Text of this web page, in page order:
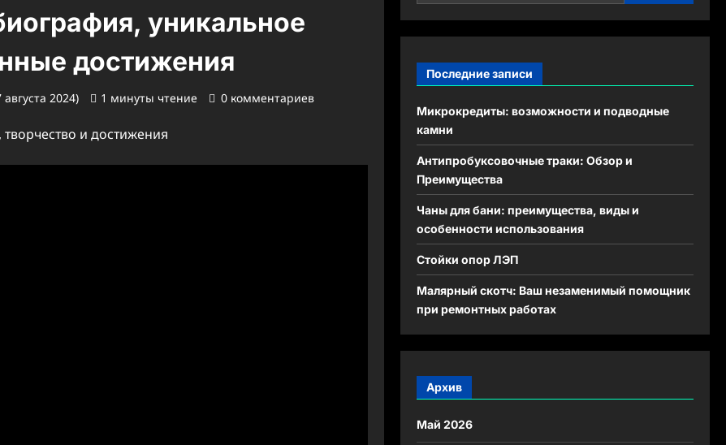
уникальное
достижения
2024) 1 минуты чтение 0 комментариев
Последние записи
Микрокредиты: возможности и подводные
камни
Антипробуксовочные траки: Обзор и
Преимущества
Чаны для бани: преимущества, виды и
особенности использования
Стойки опор ЛЭП
Малярный скотч: Ваш незаменимый помощник
при ремонтных работах
Архив
Май 2026